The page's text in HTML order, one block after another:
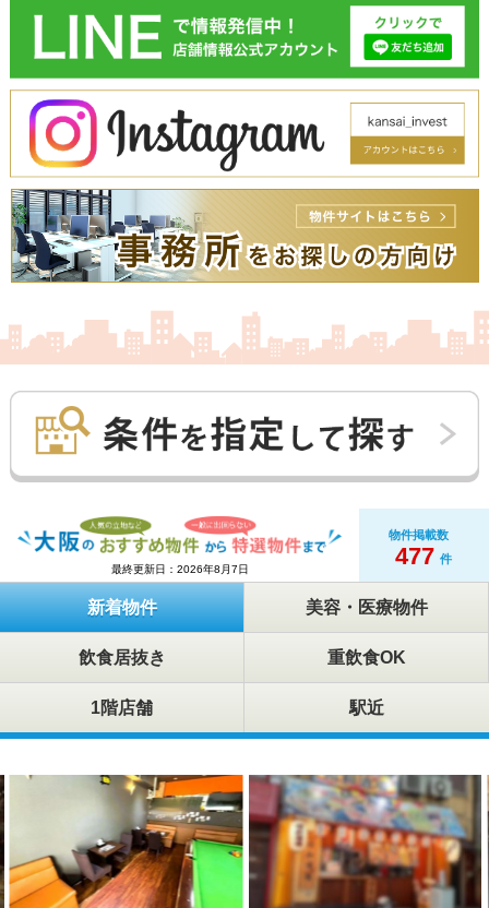
ご不便をおかけいたしますが、何卒ご理解のほどお願い申し
上げます。
◆休業期間：2026年8月13日（木）～8月16日（日）
※2026年８月17日（月）より、通常営業いたします。
また、休業期間中に頂きましたお問合せにつきましては、
2026年8月17日（月）以降、順次対応させていただきます。
最終更新日：2026年8月7日
物件掲載数
477 件
新着物件 美容・医療物件
飲食居抜き 重飲食OK
1階店舗 駅近